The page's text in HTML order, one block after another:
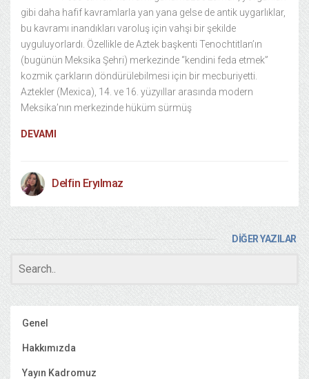
gibi daha hafif kavramlarla yan yana gelse de antik uygarlıklar,
bu kavramı inandıkları varoluş için vahşi bir şekilde
uyguluyorlardı. Özellikle de Aztek başkenti Tenochtitlan’ın
(bugünün Meksika Şehri) merkezinde “kendini feda etmek”
kozmik çarkların döndürülebilmesi için bir mecburiyetti.
Aztekler (Mexica), 14. ve 16. yüzyıllar arasında modern
Meksika’nın merkezinde hüküm sürmüş
DEVAMI
Delfin Eryılmaz
DİĞER YAZILAR
Genel
Hakkımızda
Yayın Kadromuz